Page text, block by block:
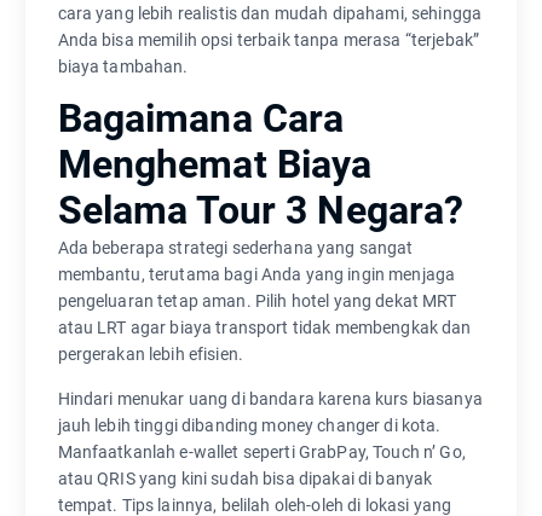
cara yang lebih realistis dan mudah dipahami, sehingga
Anda bisa memilih opsi terbaik tanpa merasa “terjebak”
biaya tambahan.
Bagaimana Cara
Menghemat Biaya
Selama Tour 3 Negara?
Ada beberapa strategi sederhana yang sangat
membantu, terutama bagi Anda yang ingin menjaga
pengeluaran tetap aman. Pilih hotel yang dekat MRT
atau LRT agar biaya transport tidak membengkak dan
pergerakan lebih efisien.
Hindari menukar uang di bandara karena kurs biasanya
jauh lebih tinggi dibanding money changer di kota.
Manfaatkanlah e-wallet seperti GrabPay, Touch n’ Go,
atau QRIS yang kini sudah bisa dipakai di banyak
tempat. Tips lainnya, belilah oleh-oleh di lokasi yang